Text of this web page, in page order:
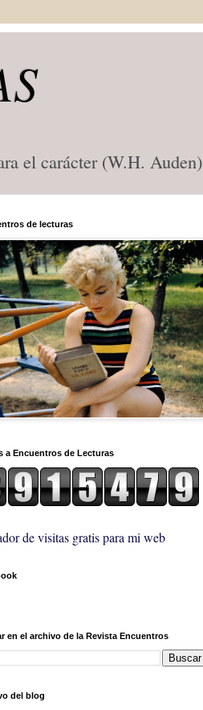
el carácter (W.H. Auden)
de lecturas
a Encuentros de Lecturas
de visitas gratis para mi web
en el archivo de la Revista Encuentros
del blog